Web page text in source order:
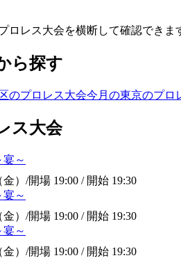
ロレス大会を横断して確認できま
ら探す
のプロレス大会今月の東京のプロ
ス大会
～
） /開場 19:00 / 開始 19:30
～
） /開場 19:00 / 開始 19:30
～
） /開場 19:00 / 開始 19:30